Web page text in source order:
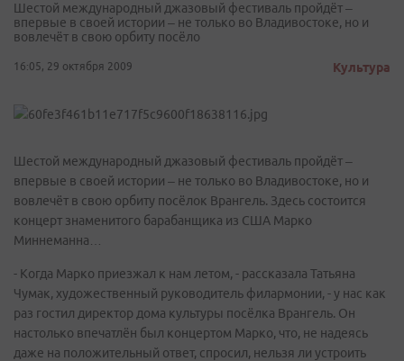
Шестой международный джазовый фестиваль пройдёт –
впервые в своей истории – не только во Владивостоке, но и
вовлечёт в свою орбиту посёло
16:05, 29 октября 2009 Культура
Шестой международный джазовый фестиваль пройдёт –
впервые в своей истории – не только во Владивостоке, но и
вовлечёт в свою орбиту посёлок Врангель. Здесь состоится
концерт знаменитого барабанщика из США Марко
Миннеманна…
- Когда Марко приезжал к нам летом, - рассказала Татьяна
Чумак, художественный руководитель филармонии, - у нас как
раз гостил директор дома культуры посёлка Врангель. Он
настолько впечатлён был концертом Марко, что, не надеясь
даже на положительный ответ, спросил, нельзя ли устроить